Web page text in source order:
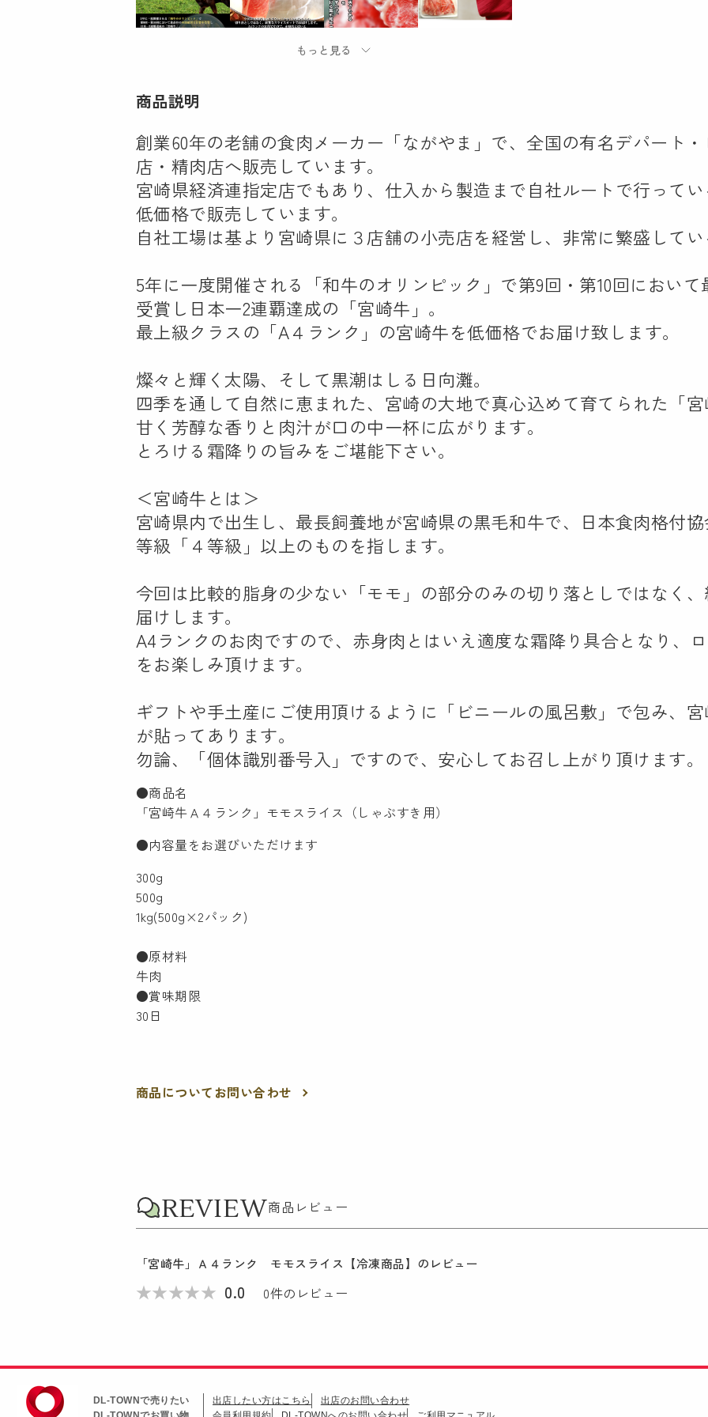
商品説明
創業60年の老舗の食肉メーカー「ながやま」で、全国の有名デパート
店・精肉店へ販売しています。
宮崎県経済連指定店でもあり、仕入から製造まで自社ルートで行ってい
低価格で販売しています。
自社工場は基より宮崎県に３店舗の小売店を経営し、非常に繁盛してい
5年に一度開催される「和牛のオリンピック」で第9回・第10回におい
受賞し日本一2連覇達成の「宮崎牛」。
最上級クラスの「A４ランク」の宮崎牛を低価格でお届け致します。
燦々と輝く太陽、そして黒潮はしる日向灘。
四季を通して自然に恵まれた、宮崎の大地で真心込めて育てられた「宮
甘く芳醇な香りと肉汁が口の中一杯に広がります。
とろける霜降りの旨みをご堪能下さい。
＜宮崎牛とは＞
宮崎県内で出生し、最長飼養地が宮崎県の黒毛和牛で、日本食肉格付
等級「４等級」以上のものを指します。
今回は比較的脂身の少ない「モモ」の部分のみの切り落としではなく
届けします。
A4ランクのお肉ですので、赤身肉とはいえ適度な霜降り具合となり、
をお楽しみ頂けます。
ギフトや手土産にご使用頂けるように「ビニールの風呂敷」で包み、宮
が貼ってあります。
勿論、「個体識別番号入」ですので、安心してお召し上がり頂けます。
●商品名
「宮崎牛Ａ４ランク」モモスライス（しゃぶすき用）
●内容量をお選びいただけます
300g
500g
1kg(500g×2パック)
●原材料
牛肉
●賞味期限
30日
商品についてお問い合わせ
REVIEW商品レビュー
「宮崎牛」Ａ４ランク モモスライス【冷凍商品】 のレビュー
★★★★★ 0.0 0件のレビュー
DL-TOWNで売りたい 出店したい方はこちら
出店のお問い合わせ